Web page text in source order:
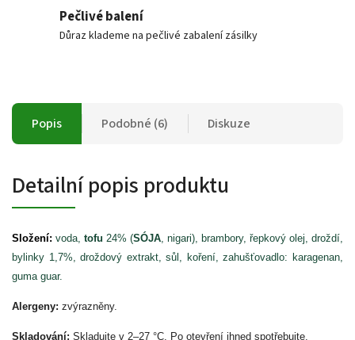
Pečlivé balení
Důraz klademe na pečlivé zabalení zásilky
Popis Podobné (6) Diskuze
Detailní popis produktu
Složení: voda, tofu 24% (SÓJA , nigari), brambory, řepkový olej, droždí,
bylinky 1,7%, droždový extrakt, sůl, koření, zahušťovadlo: karagenan,
guma guar.
Alergeny: zvýrazněny.
Skladování: Skladujte v 2–27 °C. Po otevření ihned spotřebujte.